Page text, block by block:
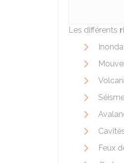
Les différents
Feux